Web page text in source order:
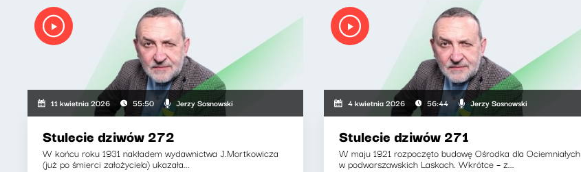
11 kwietnia 2026 55:50 Jerzy Sosnowski
Stulecie dziwów 272
W końcu roku 1931 nakładem wydawnictwa J.Mortkowicza
(już po śmierci założyciela) ukazała...
4 kwietnia 2026 56:44 Jerzy Sosnowski
Stulecie dziwów 271
W maju 1921 rozpoczęto budowę Ośrodka dla Ociemniałych
w podwarszawskich Laskach. Wkrótce – z...